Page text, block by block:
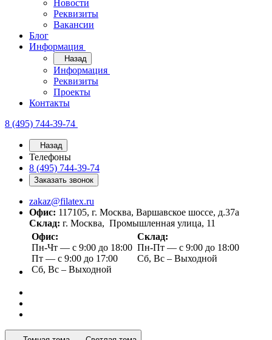
Новости
Реквизиты
Вакансии
Блог
Информация
Назад
Информация
Реквизиты
Проекты
Контакты
8 (495) 744-39-74
Назад
Телефоны
8 (495) 744-39-74
Заказать звонок
zakaz@filatex.ru
Офис: 117105, г. Москва, Варшавское шоссе, д.37а
Склад: г. Москва, Промышленная улица, 11
Офис:
Пн-Чт — с 9:00 до 18:00
Пт — с 9:00 до 17:00
Сб, Вс – Выходной
Склад:
Пн-Пт — с 9:00 до 18:00
Сб, Вс – Выходной